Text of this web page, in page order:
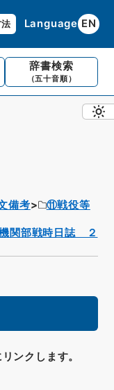
Language EN
辞書検索
（五十音順）
備考
⑪戦役等
関部戦時日誌 ２
ンクします。